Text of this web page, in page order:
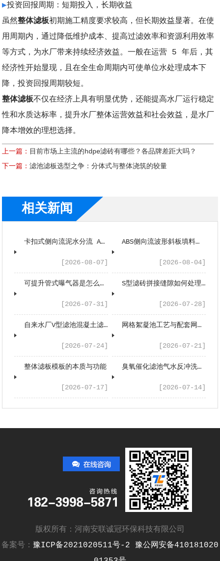
▶投资回报周期：短期投入，长期收益
虽然整体滤板初期施工精度要求较高，但长期效益显著。在使
用周期内，通过降低维护成本、提高过滤效率和资源利用效率
等方式，为水厂带来持续经济效益。一般在运营 5 年后，其
经济性开始显现，且在全生命周期内可使单位水处理成本下
降，投资回报周期较短。
整体滤板不仅在经济上具有明显优势，还能提高水厂运行稳定
性和水质达标率，提升水厂整体运营效益和社会效益，是水厂
降本增效的理想选择。
上一篇： ​​目前市场上主流的hdpe滤砖有哪些？各品牌差距大吗？​
下一篇：滤池滤板选型之争：分体式与整体浇筑的较量
相关新闻
卡扣式侧向流泥水分流 A 型斜板安装指南
[2026-08-07]
ABS侧向流波形斜板填料是什么工作原理？
[2026-08-04]
可提升管式曝气器是怎么工作的？
[2026-07-31]
S型滤砖拼接缝隙如何处理？
[2026-07-28]
自来水厂V型滤池混凝土滤板的工艺应用与性能优势
[2026-07-24]
网格絮凝池工艺与配套网格填料工程应用浅析
[2026-07-21]
整体滤板模板的本质与功能
[2026-07-17]
臭氧催化滤池气水反冲洗系统配套设备有哪些？
[2026-07-14]
版权所有：河南安联诚冠环保科技有限公司
备案号： 豫ICP备2021020511号-2 豫公网安备410181020